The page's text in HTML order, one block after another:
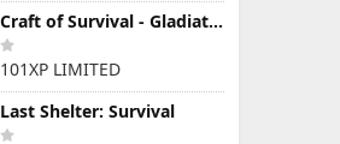
Craft of Survival - Gladiators
101XP LIMITED
Last Shelter: Survival